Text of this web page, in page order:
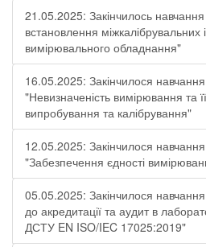
21.05.2025: Закінчилось
встановлення міжкалібрувальних
вимірювального обладнання"
16.05.2025: Закінчилося
"Невизначеність вимірювання та
випробування та калібрування"
12.05.2025: Закінчилося
"Забезпечення єдності
05.05.2025: Закінчилося
до акредитації та аудит в
ДСТУ EN ISO/IEC 17025:2019"